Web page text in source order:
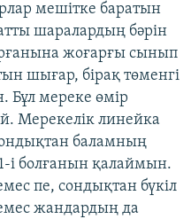
мешітке баратын
шаралардың бәрін
жоғарғы сынып
шығар, бірақ төменгі
Бұл мереке өмір
Мерекелік линейка
баламның
і болғанын қалаймын.
пе, сондықтан бүкіл
жандардың да